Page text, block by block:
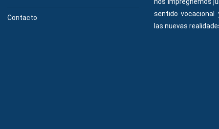
Contacto
sentido
las nuevas